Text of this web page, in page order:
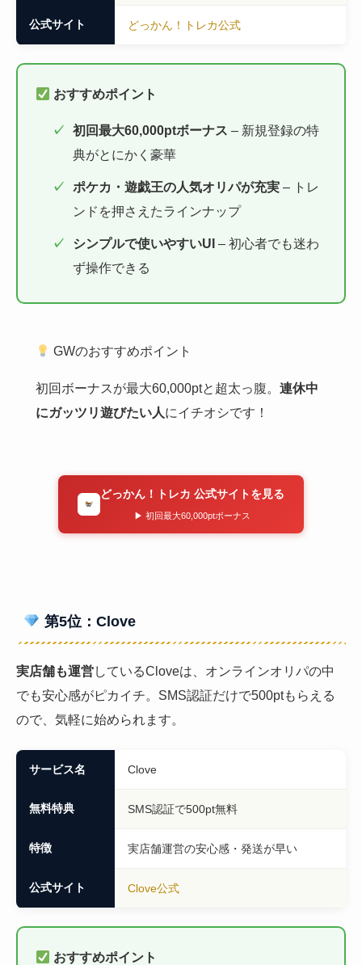
公式サイト どっかん！トレカ公式
おすすめポイント
初回最大60,000ptボーナス – 新規登録の特
典がとにかく豪華
ポケカ・遊戯王の人気オリパが充実 – トレ
ンドを押さえたラインナップ
シンプルで使いやすいUI – 初心者でも迷わ
ず操作できる
GWのおすすめポイント
初回ボーナスが最大60,000ptと超太っ腹。 連休中
にガッツリ遊びたい人にイチオシです！
どっかん！トレカ 公式サイトを見る
▶ 初回最大60,000ptボーナス
第5位：Clove
実店舗も運営しているCloveは、オンラインオリパの中
でも安心感がピカイチ。SMS認証だけで500ptもらえる
ので、気軽に始められます。
サービス名 Clove
無料特典 SMS認証で500pt無料
特徴 実店舗運営の安心感・発送が早い
公式サイト Clove公式
おすすめポイント